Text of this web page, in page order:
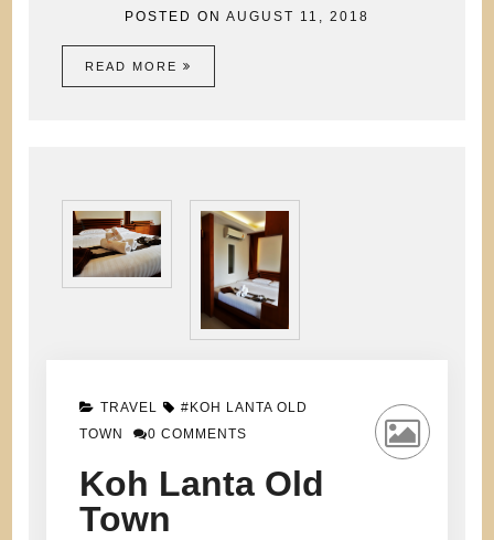
POSTED ON AUGUST 11, 2018
READ MORE
TRAVEL
#KOH LANTA OLD
TOWN
0 COMMENTS
LANTA
OLD
Koh Lanta Old
Town